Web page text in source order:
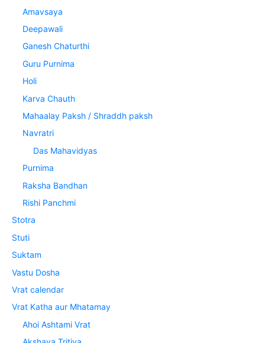
Amavsaya
Deepawali
Ganesh Chaturthi
Guru Purnima
Holi
Karva Chauth
Mahaalay Paksh / Shraddh paksh
Navratri
Das Mahavidyas
Purnima
Raksha Bandhan
Rishi Panchmi
Stotra
Stuti
Suktam
Vastu Dosha
Vrat calendar
Vrat Katha aur Mhatamay
Ahoi Ashtami Vrat